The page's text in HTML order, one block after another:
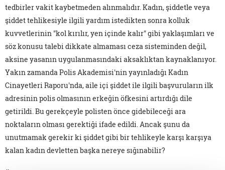
tedbirler vakit kaybetmeden alınmalıdır. Kadın, şiddetle veya
şiddet tehlikesiyle ilgili yardım istedikten sonra kolluk
kuvvetlerinin "kol kırılır, yen içinde kalır" gibi yaklaşımları ve
söz konusu talebi dikkate almaması ceza sisteminden değil,
aksine yasanın uygulanmasındaki aksaklıktan kaynaklanıyor.
Yakın zamanda Polis Akademisi'nin yayınladığı Kadın
Cinayetleri Raporu'nda, aile içi şiddet ile ilgili başvuruların ilk
adresinin polis olmasının erkeğin öfkesini artırdığı dile
getirildi. Bu gerekçeyle polisten önce gidebileceği ara
noktaların olması gerektiği ifade edildi. Ancak şunu da
unutmamak gerekir ki şiddet gibi bir tehlikeyle karşı karşıya
kalan kadın devletten başka nereye sığınabilir?